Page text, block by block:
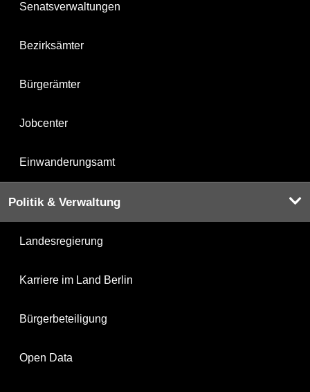
Senatsverwaltungen
Bezirksämter
Bürgerämter
Jobcenter
Einwanderungsamt
Politik & Verwaltung
Landesregierung
Karriere im Land Berlin
Bürgerbeteiligung
Open Data